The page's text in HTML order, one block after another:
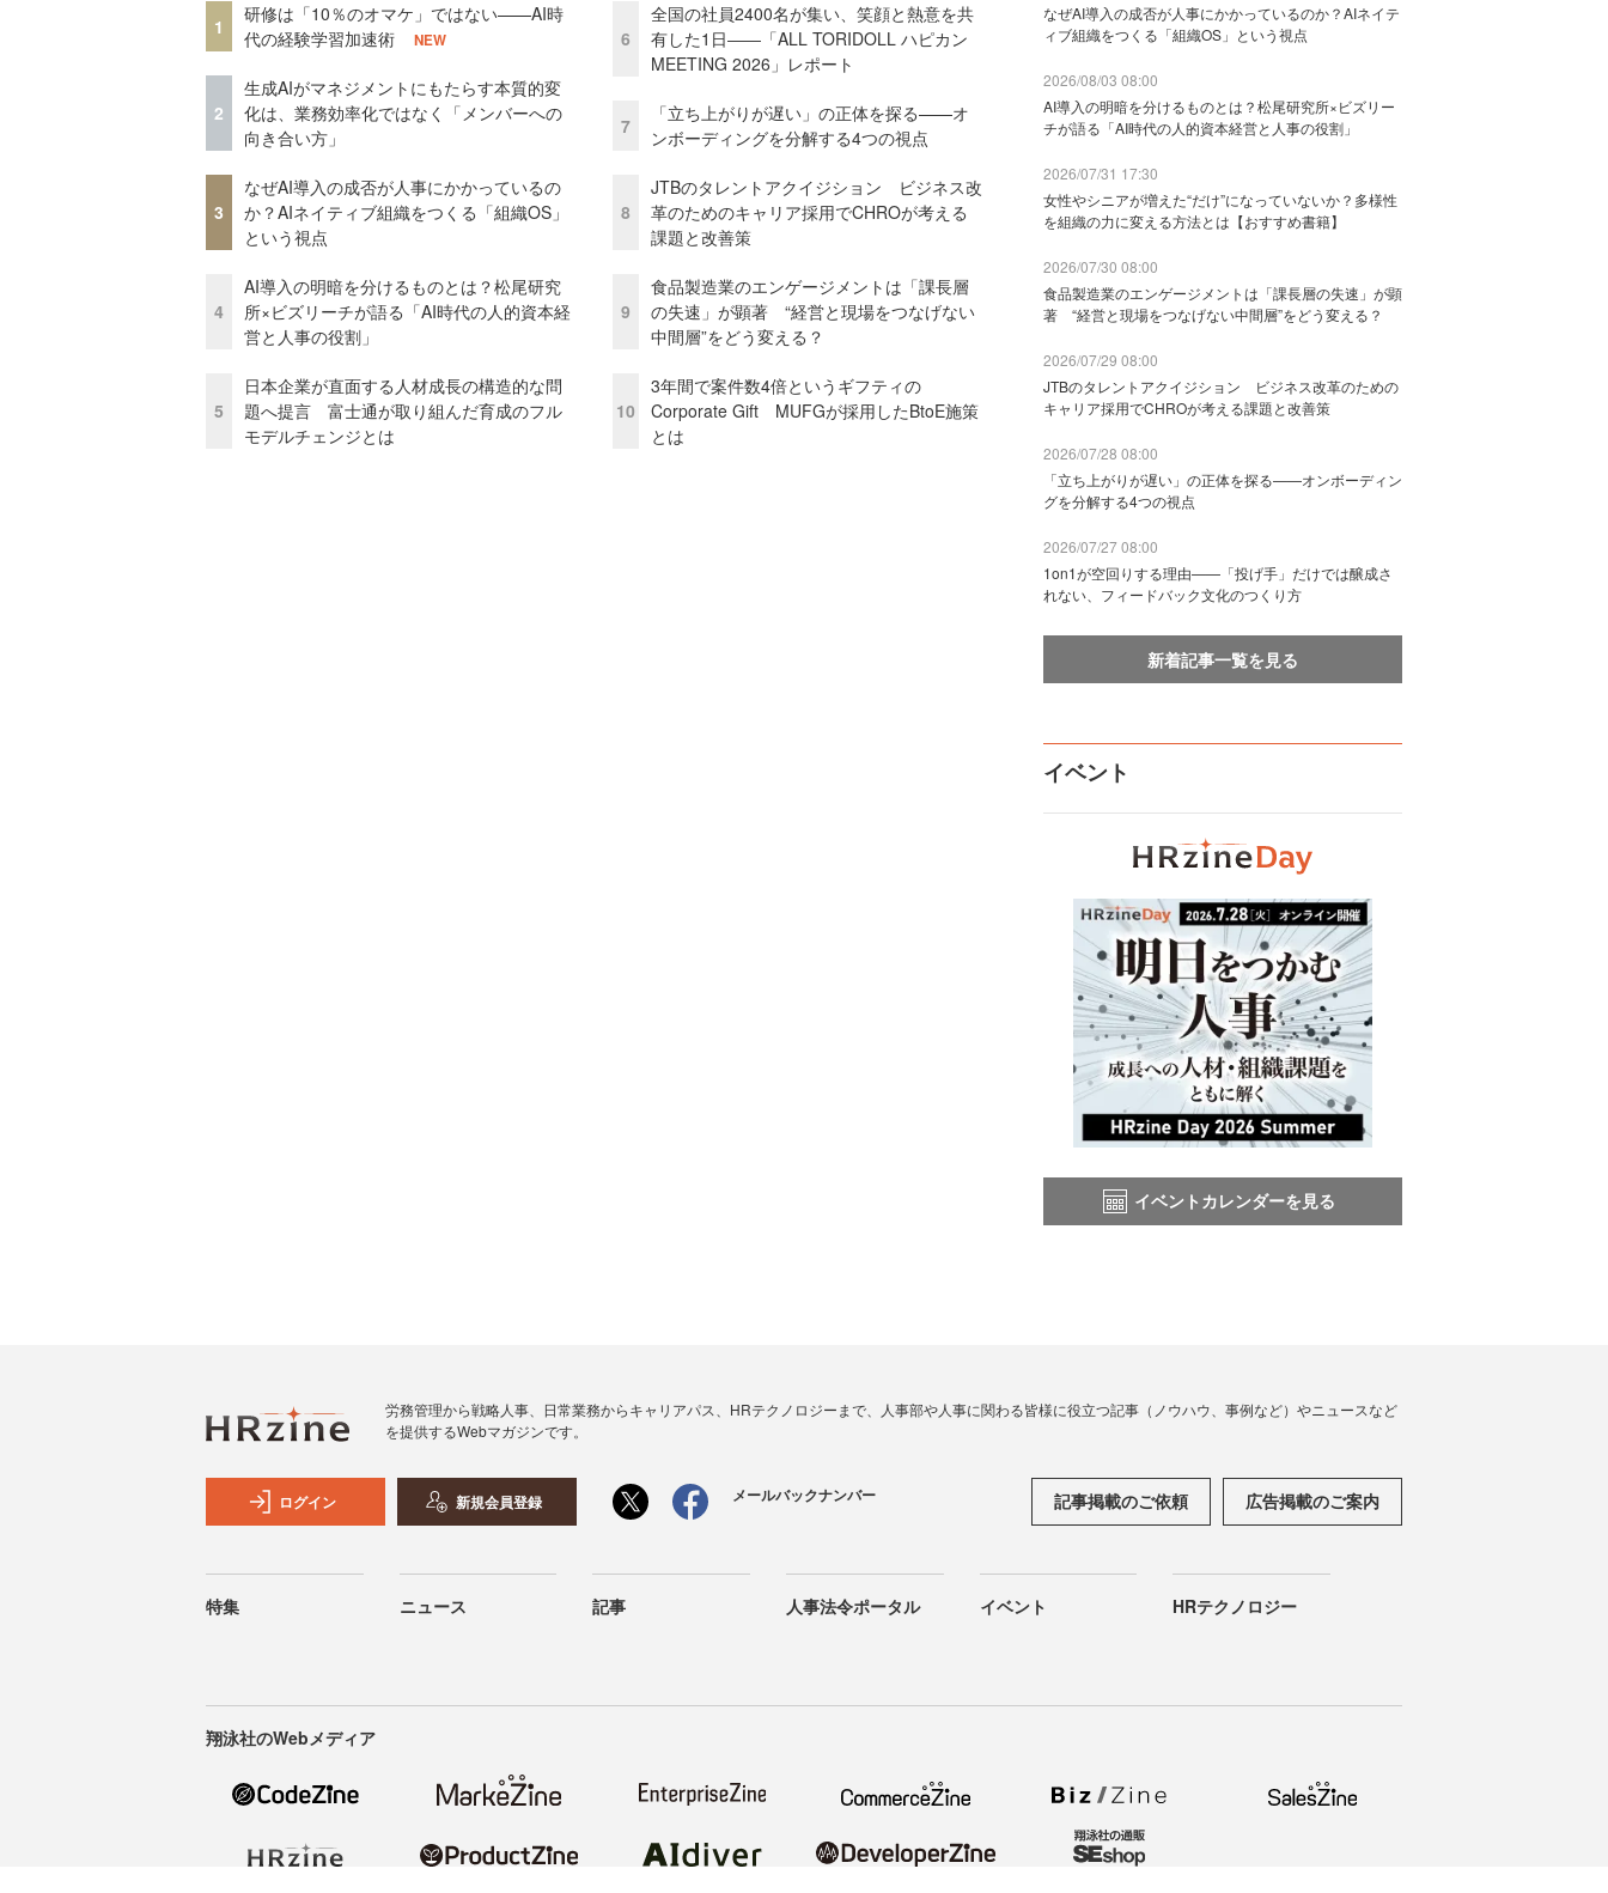
1
研修は「10％のオマケ」ではない——AI時
代の経験学習加速術
NEW
2
生成AIがマネジメントにもたらす本質的変
化は、業務効率化ではなく「メンバーへの
向き合い方」
3
なぜAI導入の成否が人事にかかっているの
か？AIネイティブ組織をつくる「組織OS」
という視点
4
AI導入の明暗を分けるものとは？松尾研究
所×ビズリーチが語る「AI時代の人的資本経
営と人事の役割」
5
日本企業が直面する人材成長の構造的な問
題へ提言 富士通が取り組んだ育成のフル
モデルチェンジとは
6
全国の社員2400名が集い、笑顔と熱意を共
有した1日――「ALL TORIDOLL ハピカン
MEETING 2026」レポート
7
「立ち上がりが遅い」の正体を探る——オ
ンボーディングを分解する4つの視点
8
JTBのタレントアクイジション ビジネス改
革のためのキャリア採用でCHROが考える
課題と改善策
9
食品製造業のエンゲージメントは「課長層
の失速」が顕著 “経営と現場をつなげない
中間層”をどう変える？
10
3年間で案件数4倍というギフティの
Corporate Gift MUFGが採用したBtoE施策
とは
なぜAI導入の成否が人事にかかっているのか？AIネイテ
ィブ組織をつくる「組織OS」という視点
2026/08/03 08:00
AI導入の明暗を分けるものとは？松尾研究所×ビズリー
チが語る「AI時代の人的資本経営と人事の役割」
2026/07/31 17:30
女性やシニアが増えた“だけ”になっていないか？多様性
を組織の力に変える方法とは【おすすめ書籍】
2026/07/30 08:00
食品製造業のエンゲージメントは「課長層の失速」が顕
著 “経営と現場をつなげない中間層”をどう変える？
2026/07/29 08:00
JTBのタレントアクイジション ビジネス改革のための
キャリア採用でCHROが考える課題と改善策
2026/07/28 08:00
「立ち上がりが遅い」の正体を探る——オンボーディン
グを分解する4つの視点
2026/07/27 08:00
1on1が空回りする理由——「投げ手」だけでは醸成さ
れない、フィードバック文化のつくり方
新着記事一覧を見る
イベント
イベントカレンダーを見る
労務管理から戦略人事、日常業務からキャリアパス、HRテクノロジーまで、人事部や人事に関わる皆様に役立つ記事（ノウハウ、事例など）やニュースなど
を提供するWebマガジンです。
ログイン 新規会員登録 メールバックナンバー 記事掲載のご依頼 広告掲載のご案内
特集 ニュース 記事 人事法令ポータル イベント HRテクノロジー
翔泳社のWebメディア